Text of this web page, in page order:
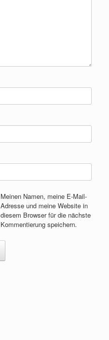
Meinen Namen, meine E-Mail-
Adresse und meine Website in
diesem Browser für die nächste
Kommentierung speichern.